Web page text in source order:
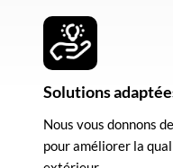
Solutions
Nous vous donnons
pour améliorer la